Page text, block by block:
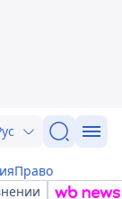
Право